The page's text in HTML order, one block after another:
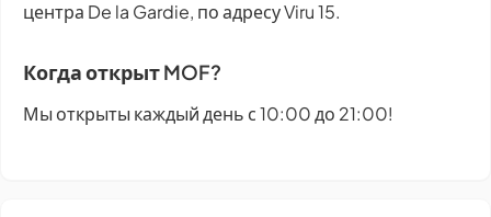
центра De la Gardie, по адресу Viru 15.
Когда открыт MOF?
Мы открыты каждый день с 10:00 до 21:00!